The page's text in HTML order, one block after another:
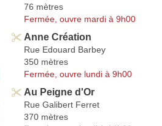
76 mètres
Fermée, ouvre mardi à 9h00
Anne Création
Rue Edouard Barbey
350 mètres
Fermée, ouvre lundi à 9h00
Au Peigne d'Or
Rue Galibert Ferret
370 mètres